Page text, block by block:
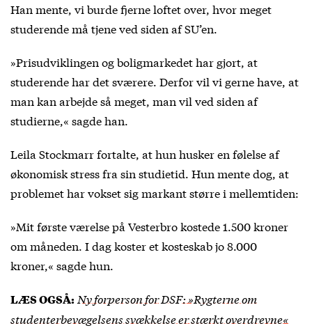
Han mente, vi burde fjerne loftet over, hvor meget
studerende må tjene ved siden af SU’en.
»Prisudviklingen og boligmarkedet har gjort, at
studerende har det sværere. Derfor vil vi gerne have, at
man kan arbejde så meget, man vil ved siden af
studierne,« sagde han.
Leila Stockmarr fortalte, at hun husker en følelse af
økonomisk stress fra sin studietid. Hun mente dog, at
problemet har vokset sig markant større i mellemtiden:
»Mit første værelse på Vesterbro kostede 1.500 kroner
om måneden. I dag koster et kosteskab jo 8.000
kroner,« sagde hun.
LÆS OGSÅ: Ny forperson for DSF: »Rygterne om
studenterbevægelsens svækkelse er stærkt overdrevne«